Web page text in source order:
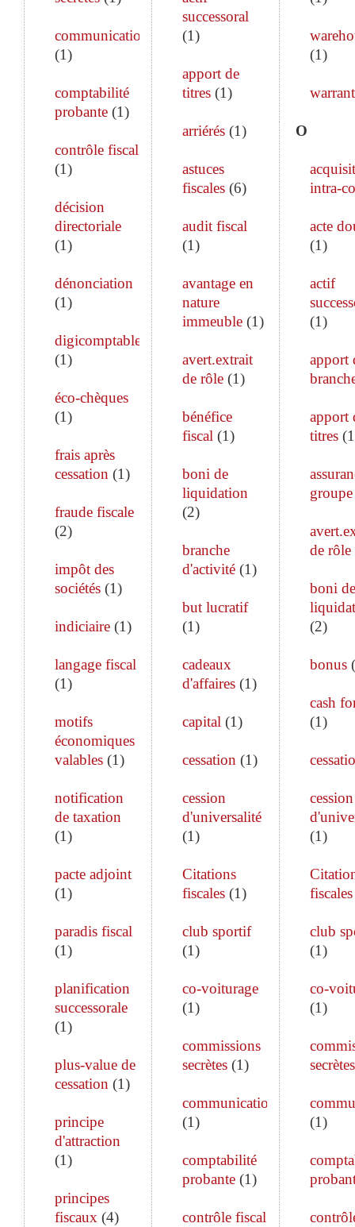
communication
(1)
comptabilité
probante (1)
contrôle fiscal
(1)
décision
directoriale
(1)
dénonciation
(1)
digicomptable
(1)
éco-chèques
(1)
frais après
cessation (1)
fraude fiscale
(2)
impôt des
sociétés (1)
indiciaire (1)
langage fiscal
(1)
motifs
économiques
valables (1)
notification
de taxation
(1)
pacte adjoint
(1)
paradis fiscal
(1)
planification
successorale
(1)
plus-value de
cessation (1)
principe
d'attraction
(1)
principes
fiscaux (4)
successoral
(1)
apport de
titres(1)
arriérés(1)
astuces
fiscales(6)
audit fiscal
(1)
avantage en
nature
immeuble(1)
avert.extrait
de rôle(1)
bénéfice
fiscal (1)
boni de
liquidation
(2)
branche
d'activité(1)
but lucratif
(1)
cadeaux
d'affaires(1)
capital (1)
cessation (1)
cession
d'universalité
(1)
Citations
fiscales(1)
club sportif
(1)
co-voiturage
(1)
commissions
secrètes(1)
communication
(1)
comptabilité
probante(1)
contrôle fiscal
(1)
warrant
O
intra-
acte
(1)
actif
(1)
apport
apport
titres(1
groupe
de rôle
boni de
(2)
bonus(
cash
(1)
cession
(1)
fiscales
club
(1)
co-
(1)
secrètes
(1)